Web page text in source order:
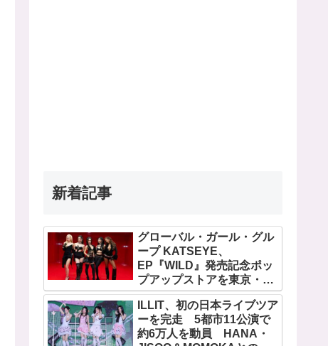
新着記事
グローバル・ガール・グル
ープ KATSEYE、
EP『WILD』発売記念ポッ
プアップストアを東京・原
宿で開催 限定グッズも登
場ILLIT、初の日本ライブツア
ーを完走 5都市11公演で
約6万人を動員 HANA・